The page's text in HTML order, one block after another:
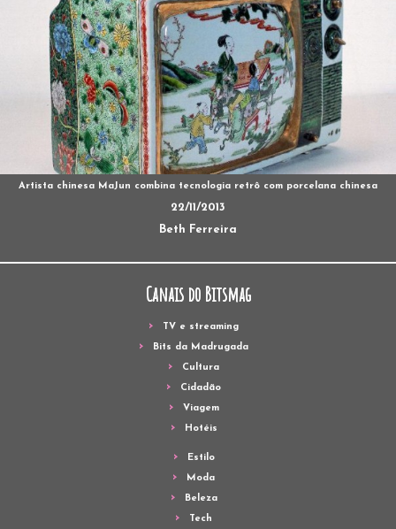
Artista chinesa MaJun combina tecnologia retrô com porcelana chinesa
22/11/2013
Beth Ferreira
Canais do Bitsmag
TV e streaming
Bits da Madrugada
Cultura
Cidadão
Viagem
Hotéis
Estilo
Moda
Beleza
Tech